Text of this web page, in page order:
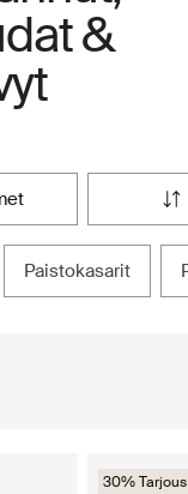
&
paistokasarit
30% Tarjous